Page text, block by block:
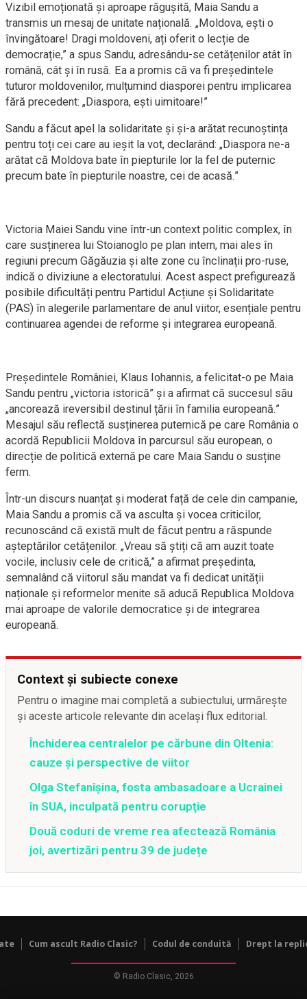
Vizibil emoționată și aproape răgușită, Maia Sandu a
transmis un mesaj de unitate națională. „Moldova, ești o
învingătoare! Dragi moldoveni, ați oferit o lecție de
democrație,” a spus Sandu, adresându-se cetățenilor atât în
română, cât și în rusă. Ea a promis că va fi președintele
tuturor moldovenilor, mulțumind diasporei pentru implicarea
fără precedent: „Diaspora, ești uimitoare!”
Sandu a făcut apel la solidaritate și și-a arătat recunoștința
pentru toți cei care au ieșit la vot, declarând: „Diaspora ne-a
arătat că Moldova bate în piepturile lor la fel de puternic
precum bate în piepturile noastre, cei de acasă.”
Victoria Maiei Sandu vine într-un context politic complex, în
care susținerea lui Stoianoglo pe plan intern, mai ales în
regiuni precum Găgăuzia și alte zone cu înclinații pro-ruse,
indică o diviziune a electoratului. Acest aspect prefigurează
posibile dificultăți pentru Partidul Acțiune și Solidaritate
(PAS) în alegerile parlamentare de anul viitor, esențiale pentru
continuarea agendei de reforme și integrarea europeană.
Președintele României, Klaus Iohannis, a felicitat-o pe Maia
Sandu pentru „victoria istorică” și a afirmat că succesul său
„ancorează ireversibil destinul țării în familia europeană.”
Mesajul său reflectă susținerea puternică pe care România o
acordă Republicii Moldova în parcursul său european, o
direcție de politică externă pe care Maia Sandu o susține
ferm.
Într-un discurs nuanțat și moderat față de cele din campanie,
Maia Sandu a promis că va asculta și vocea criticilor,
recunoscând că există mult de făcut pentru a răspunde
așteptărilor cetățenilor. „Vreau să știți că am auzit toate
vocile, inclusiv cele de critică,” a afirmat președinta,
semnalând că viitorul său mandat va fi dedicat unității
naționale și reformelor menite să aducă Republica Moldova
mai aproape de valorile democratice și de integrarea
europeană.
Context și subiecte conexe
Pentru o imagine mai completă a subiectului, urmărește
și aceste articole relevante din același flux editorial.
Închiderea centralelor pe cărbune din Oltenia:
cauze și perspective de viitor
Olga Stefanîşina, fosta ambasadoare a Ucrainei
în SUA, inculpată pentru corupţie
Două coduri de vreme rea afectează România
joi, avertizări pentru 39 de județe
Cum ascult Radio Clasic? Codul de conduită Drept la
© Radio Clasic, 2026